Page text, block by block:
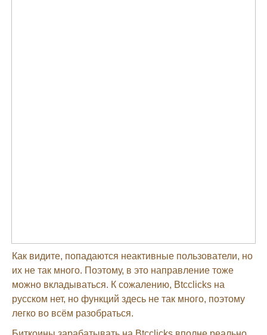
Как видите, попадаются неактивные пользователи, но
их не так много. Поэтому, в это направление тоже
можно вкладываться. К сожалению, Btcclicks на
русском нет, но функций здесь не так много, поэтому
легко во всём разобраться.